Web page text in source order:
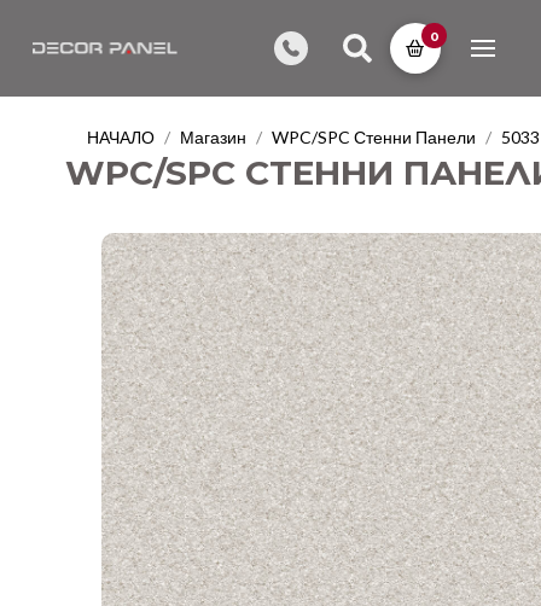
0
НАЧАЛО / Магазин / WPC/SPC Стенни Панели / 5033
WPC/SPC СТЕННИ